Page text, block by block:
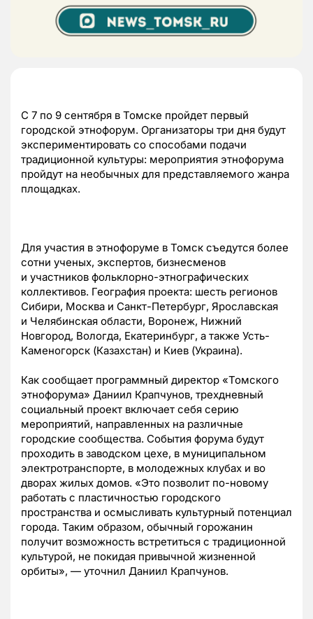
С 7 по 9 сентября в Томске пройдет первый
городской этнофорум. Организаторы три дня будут
экспериментировать со способами подачи
традиционной культуры: мероприятия этнофорума
пройдут на необычных для представляемого жанра
площадках.
Для участия в этнофоруме в Томск съедутся более
сотни ученых, экспертов, бизнесменов
и участников фольклорно-этнографических
коллективов. География проекта: шесть регионов
Сибири, Москва и Санкт-Петербург, Ярославская
и Челябинская области, Воронеж, Нижний
Новгород, Вологда, Екатеринбург, а также Усть-
Каменогорск (Казахстан) и Киев (Украина).
Как сообщает программный директор «Томского
этнофорума» Даниил Крапчунов, трехдневный
социальный проект включает себя серию
мероприятий, направленных на различные
городские сообщества. События форума будут
проходить в заводском цехе, в муниципальном
электротранспорте, в молодежных клубах и во
дворах жилых домов. «Это позволит по-новому
работать с пластичностью городского
пространства и осмысливать культурный потенциал
города. Таким образом, обычный горожанин
получит возможность встретиться с традиционной
культурой, не покидая привычной жизненной
орбиты», — уточнил Даниил Крапчунов.